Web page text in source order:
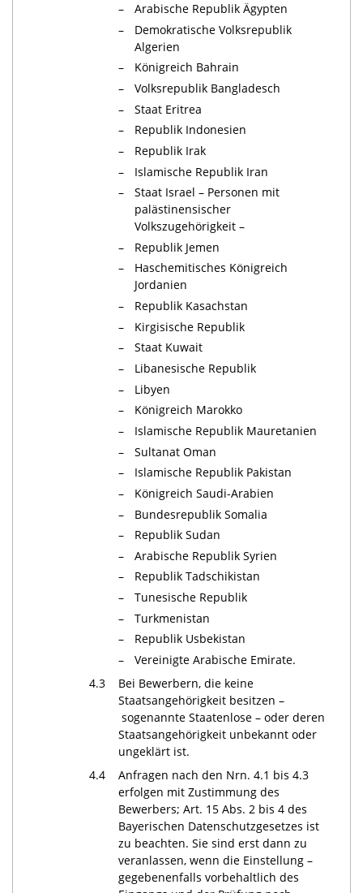
–
Arabische Republik Ägypten
–
Demokratische Volksrepublik
Algerien
–
Königreich Bahrain
–
Volksrepublik Bangladesch
–
Staat Eritrea
–
Republik Indonesien
–
Republik Irak
–
Islamische Republik Iran
–
Staat Israel – Personen mit
palästinensischer
Volkszugehörigkeit –
–
Republik Jemen
–
Haschemitisches Königreich
Jordanien
–
Republik Kasachstan
–
Kirgisische Republik
–
Staat Kuwait
–
Libanesische Republik
–
Libyen
–
Königreich Marokko
–
Islamische Republik Mauretanien
–
Sultanat Oman
–
Islamische Republik Pakistan
–
Königreich Saudi-Arabien
–
Bundesrepublik Somalia
–
Republik Sudan
–
Arabische Republik Syrien
–
Republik Tadschikistan
–
Tunesische Republik
–
Turkmenistan
–
Republik Usbekistan
–
Vereinigte Arabische Emirate.
4.3
Bei Bewerbern, die keine
Staatsangehörigkeit besitzen –
sogenannte Staatenlose – oder deren
Staatsangehörigkeit unbekannt oder
ungeklärt ist.
4.4
Anfragen nach den Nrn. 4.1 bis 4.3
erfolgen mit Zustimmung des
Bewerbers; Art. 15 Abs. 2 bis 4 des
Bayerischen Datenschutzgesetzes ist
zu beachten. Sie sind erst dann zu
veranlassen, wenn die Einstellung –
gegebenenfalls vorbehaltlich des